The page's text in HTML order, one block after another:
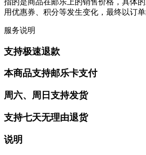
指的是商品在邮乐上的销售价格，具体
用优惠券、积分等发生变化，最终以订单
服务说明
支持极速退款
本商品支持邮乐卡支付
周六、周日支持发货
支持七天无理由退货
说明